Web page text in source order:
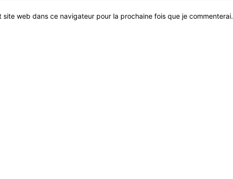
site web dans ce navigateur pour la prochaine fois que je commenterai.